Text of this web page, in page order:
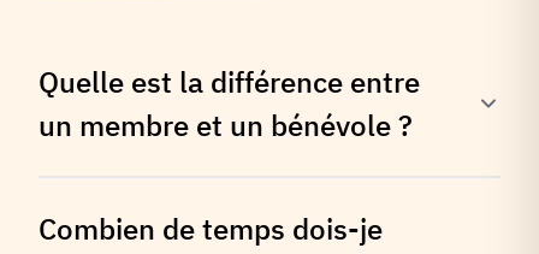
Quelle est la différence entre
un membre et un bénévole ?
Combien de temps dois-je